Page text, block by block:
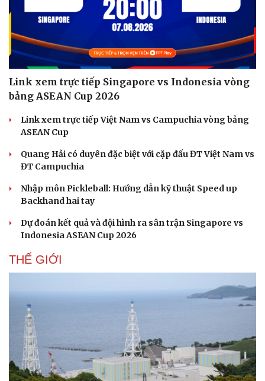
Link xem trực tiếp Singapore vs Indonesia vòng
bảng ASEAN Cup 2026
Link xem trực tiếp Việt Nam vs Campuchia vòng bảng
ASEAN Cup
Quang Hải có duyên đặc biệt với cặp đấu ĐT Việt Nam vs
ĐT Campuchia
Nhập môn Pickleball: Hướng dẫn kỹ thuật Speed up
Backhand hai tay
Dự đoán kết quả và đội hình ra sân trận Singapore vs
Indonesia ASEAN Cup 2026
THẾ GIỚI